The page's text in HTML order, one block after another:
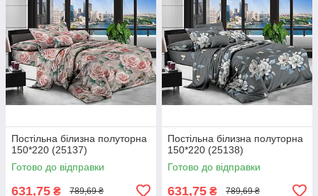
Постільна білизна полуторна
150*220 (25137)
Готово до відправки
631,75 ₴ 789,69 ₴
Постільна білизна полуторна
150*220 (25138)
Готово до відправки
631,75 ₴ 789,69 ₴